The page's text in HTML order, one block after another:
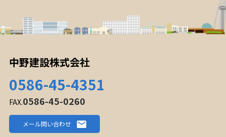
中野建設株式会社
0586-45-4351
FAX.0586-45-0260
メール問い合わせ